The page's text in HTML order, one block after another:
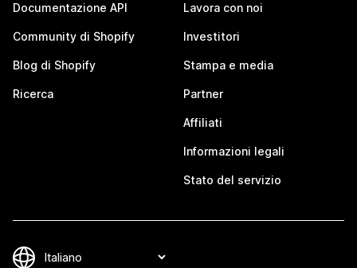
Documentazione API
Community di Shopify
Blog di Shopify
Ricerca
Lavora con noi
Investitori
Stampa e media
Partner
Affiliati
Informazioni legali
Stato del servizio